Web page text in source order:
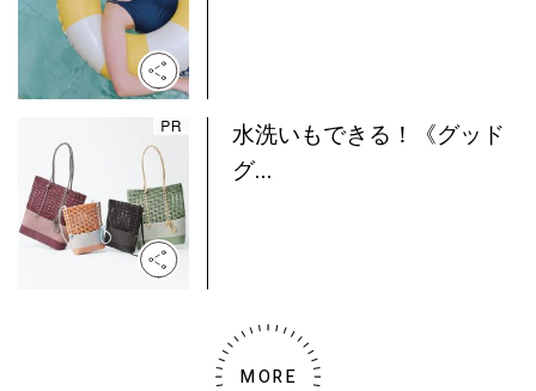
水洗いもできる！《グッド
グ...
MORE